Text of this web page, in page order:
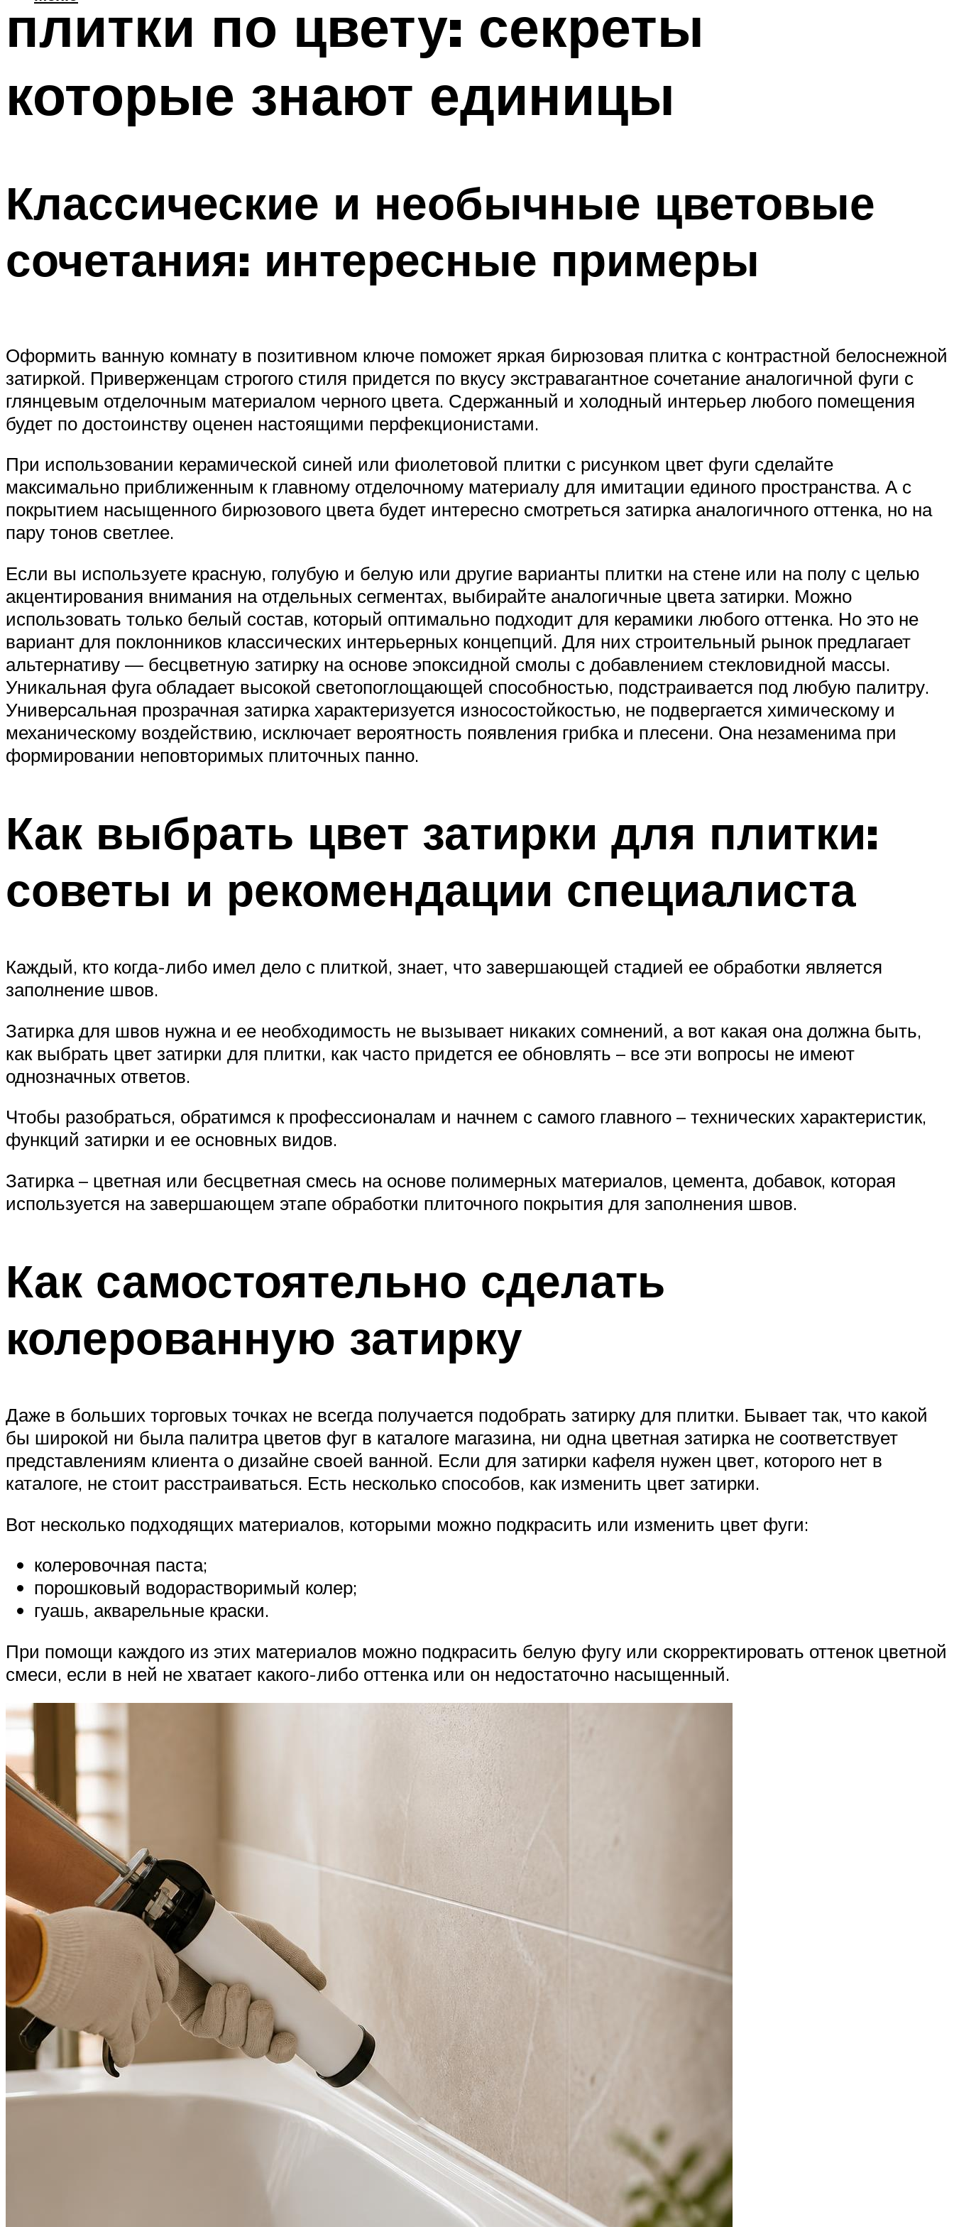
плитки по цвету: секреты
которые знают единицы
Классические и необычные цветовые
сочетания: интересные примеры
Оформить ванную комнату в позитивном ключе поможет яркая бирюзовая плитка с контрастной белоснежной
затиркой. Приверженцам строгого стиля придется по вкусу экстравагантное сочетание аналогичной фуги с
глянцевым отделочным материалом черного цвета. Сдержанный и холодный интерьер любого помещения
будет по достоинству оценен настоящими перфекционистами.
При использовании керамической синей или фиолетовой плитки с рисунком цвет фуги сделайте
максимально приближенным к главному отделочному материалу для имитации единого пространства. А с
покрытием насыщенного бирюзового цвета будет интересно смотреться затирка аналогичного оттенка, но на
пару тонов светлее.
Если вы используете красную, голубую и белую или другие варианты плитки на стене или на полу с целью
акцентирования внимания на отдельных сегментах, выбирайте аналогичные цвета затирки. Можно
использовать только белый состав, который оптимально подходит для керамики любого оттенка. Но это не
вариант для поклонников классических интерьерных концепций. Для них строительный рынок предлагает
альтернативу — бесцветную затирку на основе эпоксидной смолы с добавлением стекловидной массы.
Уникальная фуга обладает высокой светопоглощающей способностью, подстраивается под любую палитру.
Универсальная прозрачная затирка характеризуется износостойкостью, не подвергается химическому и
механическому воздействию, исключает вероятность появления грибка и плесени. Она незаменима при
формировании неповторимых плиточных панно.
Как выбрать цвет затирки для плитки:
советы и рекомендации специалиста
Каждый, кто когда-либо имел дело с плиткой, знает, что завершающей стадией ее обработки является
заполнение швов.
Затирка для швов нужна и ее необходимость не вызывает никаких сомнений, а вот какая она должна быть,
как выбрать цвет затирки для плитки, как часто придется ее обновлять – все эти вопросы не имеют
однозначных ответов.
Чтобы разобраться, обратимся к профессионалам и начнем с самого главного – технических характеристик,
функций затирки и ее основных видов.
Затирка – цветная или бесцветная смесь на основе полимерных материалов, цемента, добавок, которая
используется на завершающем этапе обработки плиточного покрытия для заполнения швов.
Как самостоятельно сделать
колерованную затирку
Даже в больших торговых точках не всегда получается подобрать затирку для плитки. Бывает так, что какой
бы широкой ни была палитра цветов фуг в каталоге магазина, ни одна цветная затирка не соответствует
представлениям клиента о дизайне своей ванной. Если для затирки кафеля нужен цвет, которого нет в
каталоге, не стоит расстраиваться. Есть несколько способов, как изменить цвет затирки.
Вот несколько подходящих материалов, которыми можно подкрасить или изменить цвет фуги:
колеровочная паста;
порошковый водорастворимый колер;
гуашь, акварельные краски.
При помощи каждого из этих материалов можно подкрасить белую фугу или скорректировать оттенок цветной
смеси, если в ней не хватает какого-либо оттенка или он недостаточно насыщенный.